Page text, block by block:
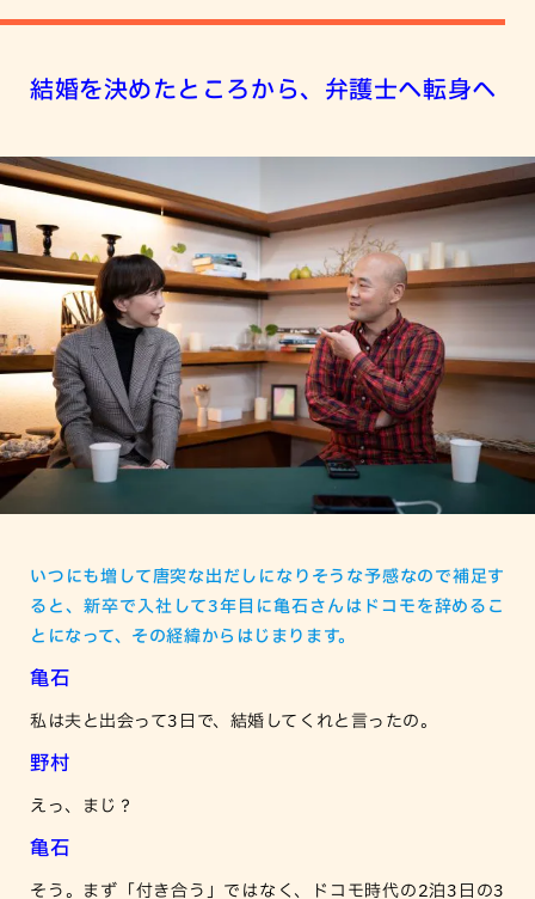
結婚を決めたところから、弁護士へ転身へ
いつにも増して唐突な出だしになりそうな予感なので補足す
ると、新卒で入社して3年目に亀石さんはドコモを辞めるこ
とになって、その経緯からはじまります。
亀石
私は夫と出会って3日で、結婚してくれと言ったの。
野村
えっ、まじ？
亀石
そう。まず「付き合う」ではなく、ドコモ時代の2泊3日の3